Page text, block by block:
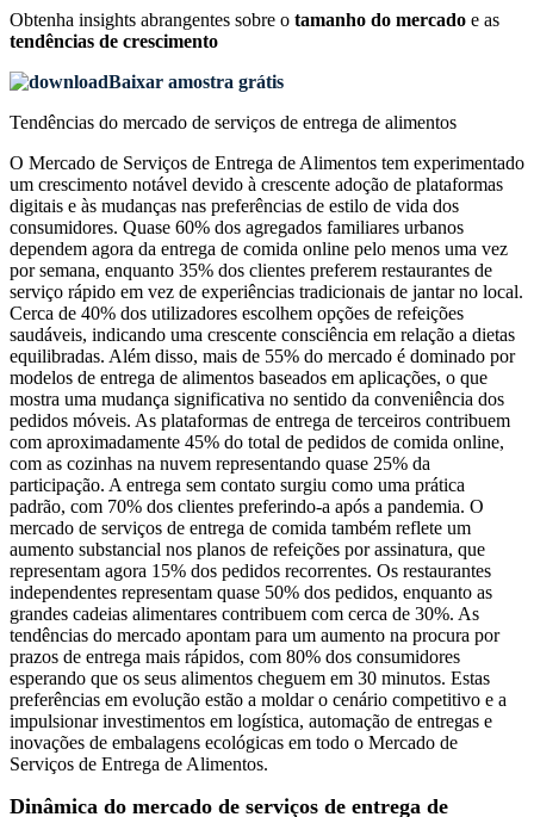
Obtenha insights abrangentes sobre o tamanho do mercado e as
tendências de crescimento
Baixar amostra grátis
Tendências do mercado de serviços de entrega de alimentos
O Mercado de Serviços de Entrega de Alimentos tem experimentado
um crescimento notável devido à crescente adoção de plataformas
digitais e às mudanças nas preferências de estilo de vida dos
consumidores. Quase 60% dos agregados familiares urbanos
dependem agora da entrega de comida online pelo menos uma vez
por semana, enquanto 35% dos clientes preferem restaurantes de
serviço rápido em vez de experiências tradicionais de jantar no local.
Cerca de 40% dos utilizadores escolhem opções de refeições
saudáveis, indicando uma crescente consciência em relação a dietas
equilibradas. Além disso, mais de 55% do mercado é dominado por
modelos de entrega de alimentos baseados em aplicações, o que
mostra uma mudança significativa no sentido da conveniência dos
pedidos móveis. As plataformas de entrega de terceiros contribuem
com aproximadamente 45% do total de pedidos de comida online,
com as cozinhas na nuvem representando quase 25% da
participação. A entrega sem contato surgiu como uma prática
padrão, com 70% dos clientes preferindo-a após a pandemia. O
mercado de serviços de entrega de comida também reflete um
aumento substancial nos planos de refeições por assinatura, que
representam agora 15% dos pedidos recorrentes. Os restaurantes
independentes representam quase 50% dos pedidos, enquanto as
grandes cadeias alimentares contribuem com cerca de 30%. As
tendências do mercado apontam para um aumento na procura por
prazos de entrega mais rápidos, com 80% dos consumidores
esperando que os seus alimentos cheguem em 30 minutos. Estas
preferências em evolução estão a moldar o cenário competitivo e a
impulsionar investimentos em logística, automação de entregas e
inovações de embalagens ecológicas em todo o Mercado de
Serviços de Entrega de Alimentos.
Dinâmica do mercado de serviços de entrega de